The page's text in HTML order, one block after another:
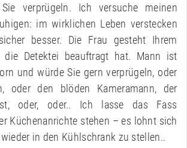
verprügeln. Ich versuche meinen
im wirklichen Leben verstecken
besser. Die Frau gesteht Ihrem
die Detektei beauftragt hat. Mann ist
und würde Sie gern verprügeln, oder
oder den blöden Kameramann, der
oder, oder.. Ich lasse das Fass
Küchenanrichte stehen – es lohnt sich
in den Kühlschrank zu stellen..